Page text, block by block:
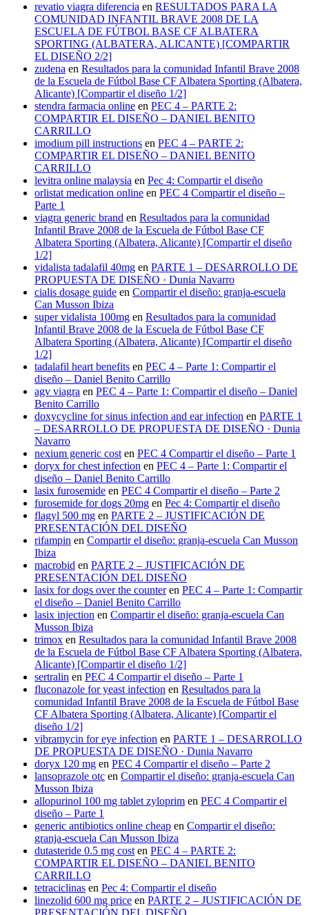
revatio viagra diferencia en RESULTADOS PARA LA
COMUNIDAD INFANTIL BRAVE 2008 DE LA
ESCUELA DE FÚTBOL BASE CF ALBATERA
SPORTING (ALBATERA, ALICANTE) [COMPARTIR
EL DISEÑO 2/2]
zudena en Resultados para la comunidad Infantil Brave 2008
de la Escuela de Fútbol Base CF Albatera Sporting (Albatera,
Alicante) [Compartir el diseño 1/2]
stendra farmacia online en PEC 4 – PARTE 2:
COMPARTIR EL DISEÑO – DANIEL BENITO
CARRILLO
imodium pill instructions en PEC 4 – PARTE 2:
COMPARTIR EL DISEÑO – DANIEL BENITO
CARRILLO
levitra online malaysia en Pec 4: Compartir el diseño
orlistat medication online en PEC 4 Compartir el diseño –
Parte 1
viagra generic brand en Resultados para la comunidad
Infantil Brave 2008 de la Escuela de Fútbol Base CF
Albatera Sporting (Albatera, Alicante) [Compartir el diseño
1/2]
vidalista tadalafil 40mg en PARTE 1 – DESARROLLO DE
PROPUESTA DE DISEÑO · Dunia Navarro
cialis dosage guide en Compartir el diseño: granja-escuela
Can Musson Ibiza
super vidalista 100mg en Resultados para la comunidad
Infantil Brave 2008 de la Escuela de Fútbol Base CF
Albatera Sporting (Albatera, Alicante) [Compartir el diseño
1/2]
tadalafil heart benefits en PEC 4 – Parte 1: Compartir el
diseño – Daniel Benito Carrillo
agv viagra en PEC 4 – Parte 1: Compartir el diseño – Daniel
Benito Carrillo
doxycycline for sinus infection and ear infection en PARTE 1
– DESARROLLO DE PROPUESTA DE DISEÑO · Dunia
Navarro
nexium generic cost en PEC 4 Compartir el diseño – Parte 1
doryx for chest infection en PEC 4 – Parte 1: Compartir el
diseño – Daniel Benito Carrillo
lasix furosemide en PEC 4 Compartir el diseño – Parte 2
furosemide for dogs 20mg en Pec 4: Compartir el diseño
flagyl 500 mg en PARTE 2 – JUSTIFICACIÓN DE
PRESENTACIÓN DEL DISEÑO
rifampin en Compartir el diseño: granja-escuela Can Musson
Ibiza
macrobid en PARTE 2 – JUSTIFICACIÓN DE
PRESENTACIÓN DEL DISEÑO
lasix for dogs over the counteren PEC 4 – Parte 1: Compartir
el diseño – Daniel Benito Carrillo
lasix injection en Compartir el diseño: granja-escuela Can
Musson Ibiza
trimox en Resultados para la comunidad Infantil Brave 2008
de la Escuela de Fútbol Base CF Albatera Sporting (Albatera,
Alicante) [Compartir el diseño 1/2]
sertralin en PEC 4 Compartir el diseño – Parte 1
fluconazole for yeast infection en Resultados para la
comunidad Infantil Brave 2008 de la Escuela de Fútbol Base
CF Albatera Sporting (Albatera, Alicante) [Compartir el
diseño 1/2]
vibramycin for eye infection en PARTE 1 – DESARROLLO
DE PROPUESTA DE DISEÑO · Dunia Navarro
doryx 120 mg en PEC 4 Compartir el diseño – Parte 2
lansoprazole otc en Compartir el diseño: granja-escuela Can
Musson Ibiza
allopurinol 100 mg tablet zyloprim en PEC 4 Compartir el
diseño – Parte 1
generic antibiotics online cheap en Compartir el diseño:
granja-escuela Can Musson Ibiza
dutasteride 0.5 mg cost en PEC 4 – PARTE 2:
COMPARTIR EL DISEÑO – DANIEL BENITO
CARRILLO
tetraciclinas en Pec 4: Compartir el diseño
linezolid 600 mg price en PARTE 2 – JUSTIFICACIÓN DE
PRESENTACIÓN DEL DISEÑO